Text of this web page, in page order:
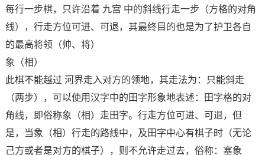
每行一步棋，只许沿着 九宫 中的斜线行走一步（方格的对角
线），行走方位可进、可退，其最终目的也是为了护卫各自
的最高将领（帅、将）
象（相）
此棋不能越过 河界走入对方的领地，其走法为：只能斜走
（两步），可以使用汉字中的田字形象地表述：田字格的对
角线，即俗称象（相）走田字。行走方位可进、可退，但
是，当象（相）行走的路线中，及田字中心有棋子时（无论
己方或者是对方的棋子），则不允许走过去，俗称：塞象